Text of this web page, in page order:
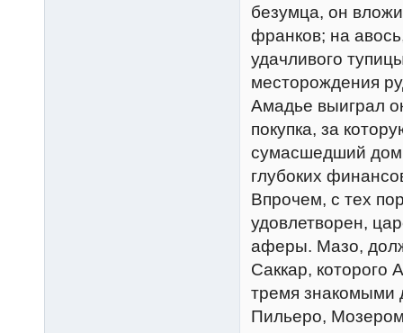
безумца, он
франков; на
удачливого
месторождения
Амадье выиграл
покупка, за
сумасшедший
глубоких
Впрочем, с тех
удовлетворен,
аферы. Мазо,
Саккар, которого
тремя знакомыми
Пильеро,